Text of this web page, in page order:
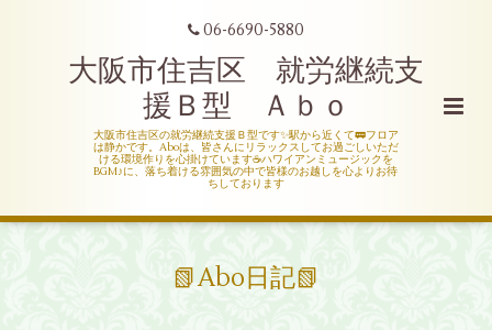
06-6690-5880
大阪市住吉区 就労継続支
援Ｂ型 Ａｂｏ
大阪市住吉区の就労継続支援Ｂ型です✨駅から近くて🚃フロア
は静かです。Aboは、皆さんにリラックスしてお過ごしいただ
ける環境作りを心掛けています☕ハワイアンミュージックを
BGM♪に、落ち着ける雰囲気の中で皆様のお越しを心よりお待
ちしております
📗Abo日記📗